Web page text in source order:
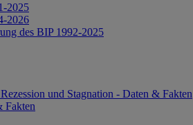
2025
2026
des BIP 1992-2025
und Stagnation - Daten & Fakten
Fakten